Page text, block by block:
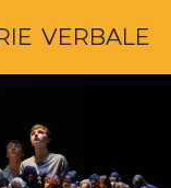
VERBALE